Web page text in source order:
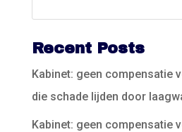
Recent Posts
Kabinet: geen compensatie
die schade lijden door
Kabinet: geen compensatie